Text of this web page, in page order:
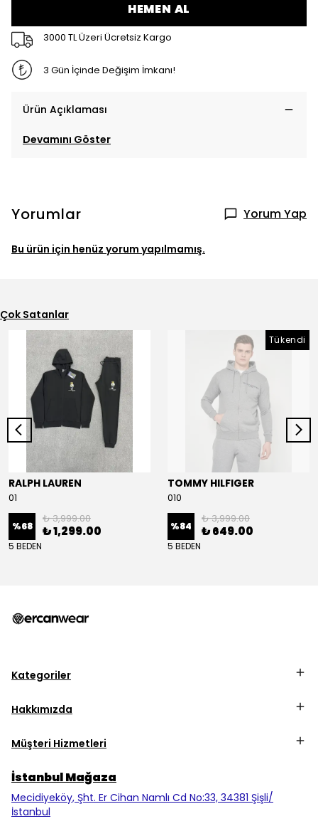
HEMEN AL
3000 TL Üzeri Ücretsiz Kargo
3 Gün İçinde Değişim İmkanı!
Ürün Açıklaması
Devamını Göster
Yorumlar Yorum Yap
Bu ürün için henüz yorum yapılmamış.
Çok Satanlar
RALPH LAUREN
01
%68
₺ 3,999.00
₺ 1,299.00
5 BEDEN
Tükendi
TOMMY HILFIGER
010
%84
₺ 3,999.00
₺ 649.00
5 BEDEN
Kategoriler
Hakkımızda
Müşteri Hizmetleri
İstanbul Mağaza
Mecidiyeköy, Şht. Er Cihan Namlı Cd No:33, 34381 Şişli/
İstanbul